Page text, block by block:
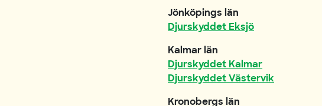
Jönköpings län
Djurskyddet Eksjö
Kalmar län
Djurskyddet Kalmar
Djurskyddet Västervik
Kronobergs län